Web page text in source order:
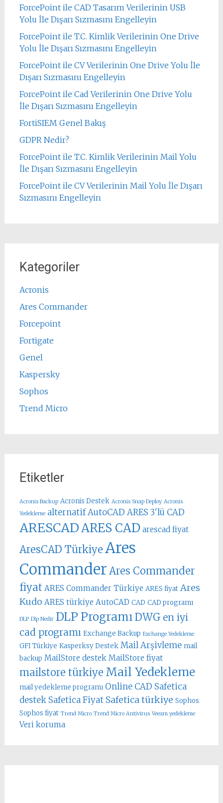
ForcePoint ile CAD Tasarım Verilerinin USB
Yolu İle Dışarı Sızmasını Engelleyin
ForcePoint ile T.C. Kimlik Verilerinin One Drive
Yolu İle Dışarı Sızmasını Engelleyin
ForcePoint ile CV Verilerinin One Drive Yolu İle
Dışarı Sızmasını Engelleyin
ForcePoint ile Cad Verilerinin One Drive Yolu
İle Dışarı Sızmasını Engelleyin
FortiSIEM Genel Bakış
GDPR Nedir?
ForcePoint ile T.C. Kimlik Verilerinin Mail Yolu
İle Dışarı Sızmasını Engelleyin
ForcePoint ile CV Verilerinin Mail Yolu İle Dışarı
Sızmasını Engelleyin
Kategoriler
Acronis
Ares Commander
Forcepoint
Fortigate
Genel
Kaspersky
Sophos
Trend Micro
Etiketler
Acronis Backup Acronis Destek Acronis Snap Deploy Acronis
Yedekleme alternatif AutoCAD ARES 3'lü CAD
ARESCADARES CAD arescad fiyat
AresCAD Türkiye Ares
Commander Ares Commander
fiyat ARES Commander Türkiye ARES fiyat Ares
Kudo ARES türkiye AutoCAD CAD CAD programı
DLP Dlp Nedir DLP Programı DWG en iyi
cad programı Exchange Backup Exchange Yedekleme
GFI Türkiye Kasperksy Destek Mail Arşivleme mail
backup MailStore destek MailStore fiyat
mailstore türkiye Mail Yedekleme
mail yedekleme programı Online CAD Safetica
destek Safetica Fiyat Safetica türkiye Sophos
Sophos fiyat Trend Micro Trend Micro Antivirus Veeam yedekleme
Veri koruma